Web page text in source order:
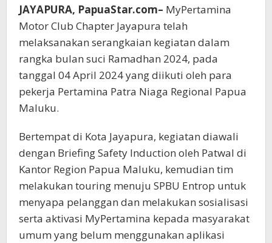
JAYAPURA, PapuaStar.com– MyPertamina
Motor Club Chapter Jayapura telah
melaksanakan serangkaian kegiatan dalam
rangka bulan suci Ramadhan 2024, pada
tanggal 04 April 2024 yang diikuti oleh para
pekerja Pertamina Patra Niaga Regional Papua
Maluku.
Bertempat di Kota Jayapura, kegiatan diawali
dengan Briefing Safety Induction oleh Patwal di
Kantor Region Papua Maluku, kemudian tim
melakukan touring menuju SPBU Entrop untuk
menyapa pelanggan dan melakukan sosialisasi
serta aktivasi MyPertamina kepada masyarakat
umum yang belum menggunakan aplikasi